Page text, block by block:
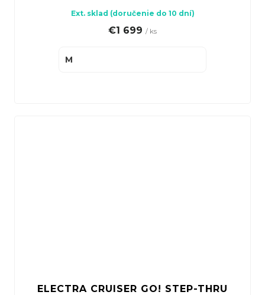
Ext. sklad (doručenie do 10 dní)
€1 699 / ks
M
ELECTRA CRUISER GO! STEP-THRU